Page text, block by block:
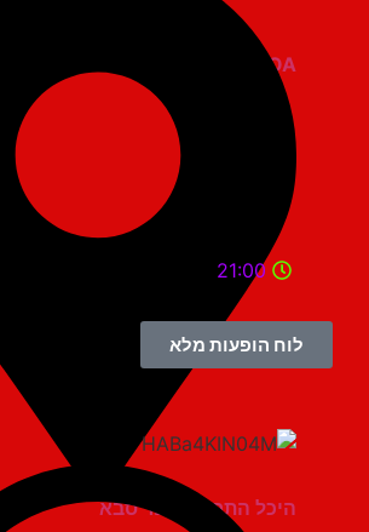
היכל התרבות כפר סבא
21:00
לוח הופעות מלא